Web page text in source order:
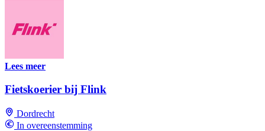
Lees meer
Fietskoerier bij Flink
Dordrecht
In overeenstemming